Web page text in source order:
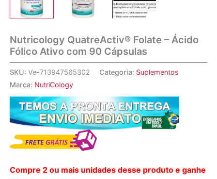
Nutricology QuatreActiv® Folate – Ácido
Fólico Ativo com 90 Cápsulas
SKU: Ve-713947565302 Categoria: Suplementos
Marca: NutriCology
Compre 2 ou mais unidades desse produto e ganhe